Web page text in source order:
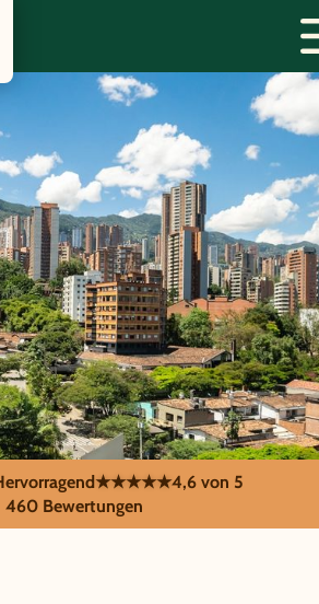
- Medellín
★★★★★4,6 von 5
460 Bewertungen